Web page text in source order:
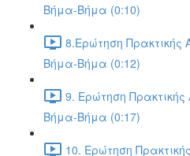
Βήμα-Βήμα (0:10)
8.Ερώτηση Πρακτικής
Βήμα-Βήμα (0:12)
9. Ερώτηση
Βήμα-Βήμα (0:17)
10. Ερώτηση